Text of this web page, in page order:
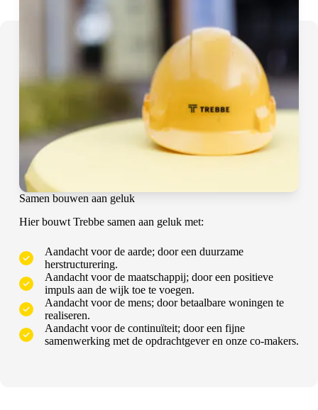
Samen bouwen aan geluk
Hier bouwt Trebbe samen aan geluk met:
Aandacht voor de aarde; door een duurzame
herstructurering.
Aandacht voor de maatschappij; door een positieve
impuls aan de wijk toe te voegen.
Aandacht voor de mens; door betaalbare woningen te
realiseren.
Aandacht voor de continuïteit; door een fijne
samenwerking met de opdrachtgever en onze co-makers.